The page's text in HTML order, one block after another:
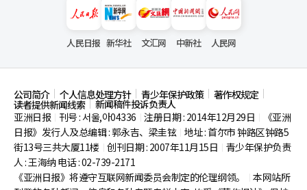
人民日报 新华社 文汇网 中新社 人民网
公司简介 个人信息处理方针 青少年保护政策 著作权规定
读者提供新闻线索
新闻稿件投诉负责人
亚洲日报
刊号 : 서울,아04336 注册日期 : 2014年12月29日
《亚洲
日报》发行人及总编辑 : 郭永吉、梁圭铉 地址 : 首尔市钟路区钟路5
街13号三共大厦11楼 创刊日期 : 2007年11月15日
青少年保护负责
人 : 王海纳 电话 : 02-739-2171
《亚洲日报》将遵守互联网新闻委员会制定的伦理纲领。
本网站所